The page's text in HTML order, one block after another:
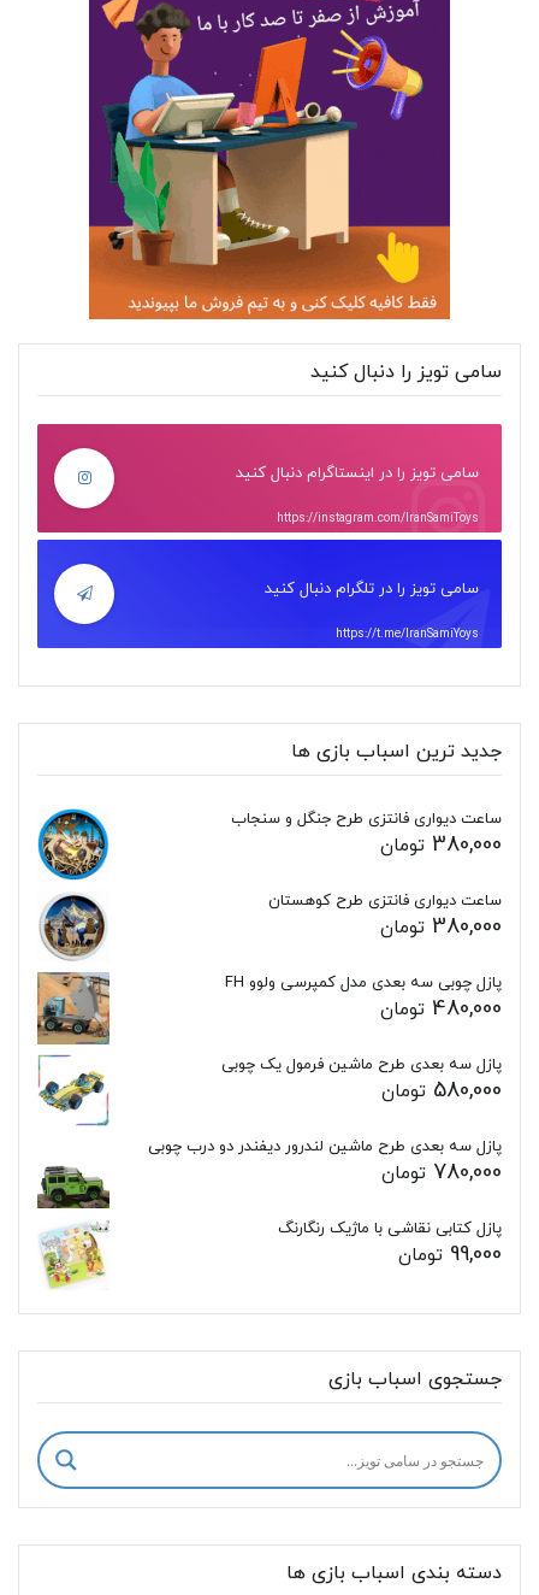
سامی تویز را دنبال کنید
سامی تویز را در اینستاگرام دنبال کنید
https://instagram.com/IranSamiToys
سامی تویز را در تلگرام دنبال کنید
https://t.me/IranSamiYoys
جدید ترین اسباب بازی ها
ساعت دیواری فانتزی طرح جنگل و سنجاب
380,000 تومان
ساعت دیواری فانتزی طرح کوهستان
380,000 تومان
پازل چوبی سه بعدی مدل کمپرسی ولوو FH
480,000 تومان
پازل سه بعدی طرح ماشین فرمول یک چوبی
580,000 تومان
پازل سه بعدی طرح ماشین لندرور دیفندر دو درب چوبی
780,000 تومان
پازل کتابی نقاشی با ماژیک رنگارنگ
99,000 تومان
جستجوی اسباب بازی
دسته بندی اسباب بازی ها